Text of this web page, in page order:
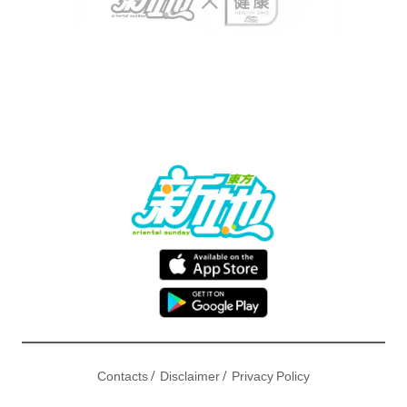
Contacts/ Disclaimer/ Privacy Policy